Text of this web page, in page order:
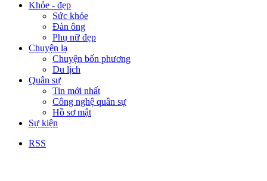
Khỏe - đẹp
Sức khỏe
Đàn ông
Phụ nữ đẹp
Chuyện lạ
Chuyện bốn phương
Du lịch
Quân sự
Tin mới nhất
Công nghệ quân sự
Hồ sơ mật
Sự kiện
RSS